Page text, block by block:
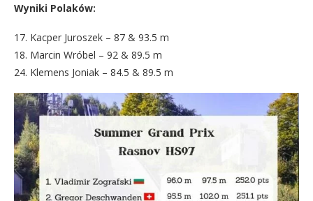
Wyniki Polaków:
17. Kacper Juroszek – 87 & 93.5 m
18. Marcin Wróbel – 92 & 89.5 m
24. Klemens Joniak – 84.5 & 89.5 m